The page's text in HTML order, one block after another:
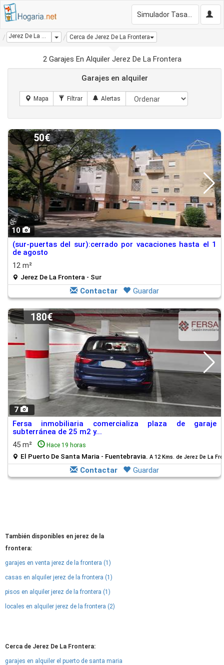
Jerez De La Frontera Dropdown
Cerca de Jerez De La Frontera
2 Garajes En Alquiler Jerez De La Frontera
Garajes en alquiler
10
50€
(sur-puertas del sur):cerrado por vacaciones hasta el 1
de agosto
12 m²
Jerez De La Frontera - Sur
Contactar Guardar
7
180€
Fersa inmobiliaria comercializa plaza de garaje
subterránea de 25 m2 y...
45 m²
Hace 19 horas
El Puerto De Santa Maria - Fuentebravia. A 12 Kms. de Jerez De La
Contactar Guardar
También disponibles en jerez de la
frontera:
garajes en venta jerez de la frontera (1)
casas en alquiler jerez de la frontera (1)
pisos en alquiler jerez de la frontera (1)
locales en alquiler jerez de la frontera (2)
Cerca de Jerez De La Frontera:
garajes en alquiler el puerto de santa maria